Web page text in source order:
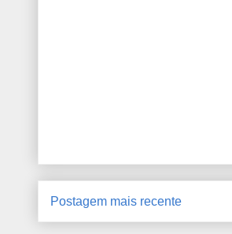
Postagem mais recente